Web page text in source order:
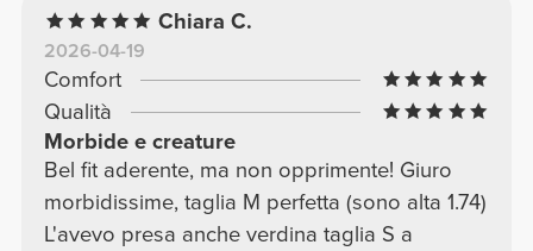
Chiara C.
2026-04-19
Comfort
Qualità
Morbide e creature
Bel fit aderente, ma non opprimente! Giuro
morbidissime, taglia M perfetta (sono alta 1.74)
L'avevo presa anche verdina taglia S a